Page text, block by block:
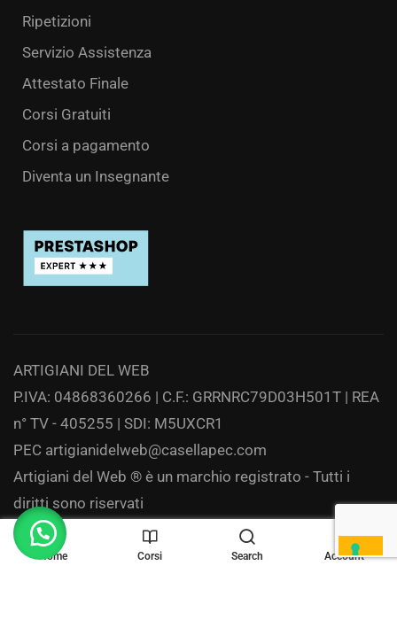
Ripetizioni
Servizio Assistenza
Attestato Finale
Corsi Gratuiti
Corsi a pagamento
Diventa un Insegnante
ARTIGIANI DEL WEB
P.IVA: 04868360266 | C.F.: GRRNRC79D03H501T | REA
n° TV - 405255 | SDI: M5UXCR1
PEC artigianidelweb@casellapec.com
Artigiani del Web ® è un marchio registrato - Tutti i
diritti sono riservati
Privacy
Home Corsi Search Account